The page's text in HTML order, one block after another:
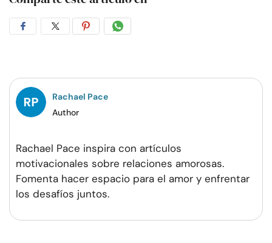
CompartirCompartirCompartirCompartir
Rachael Pace
Author
Rachael Pace inspira con artículos
motivacionales sobre relaciones amorosas.
Fomenta hacer espacio para el amor y enfrentar
los desafíos juntos.